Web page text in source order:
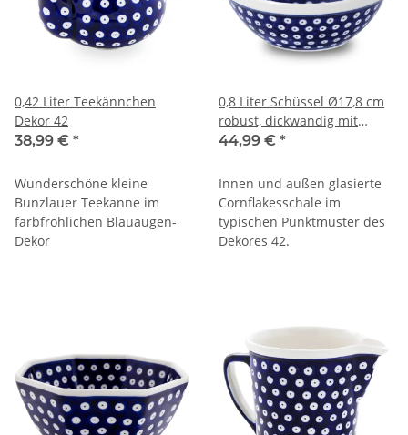
0,42 Liter Teekännchen
Dekor 42
38,99 € *
Wunderschöne kleine
Bunzlauer Teekanne im
farbfröhlichen Blauaugen-
Dekor
0,8 Liter Schüssel Ø17,8 cm
robust, dickwandig mit
Innendekor [Form 1] Dekor
44,99 € *
Innen und außen glasierte
Cornflakesschale im
typischen Punktmuster des
Dekores 42.